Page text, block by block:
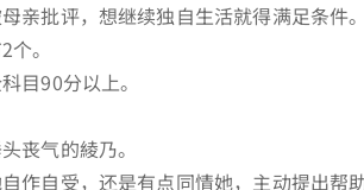
亲批评，想继续独自生活就得满足条件。
。
目90分以上。
丧气的綾乃。
作自受，还是有点同情她，主动提出帮